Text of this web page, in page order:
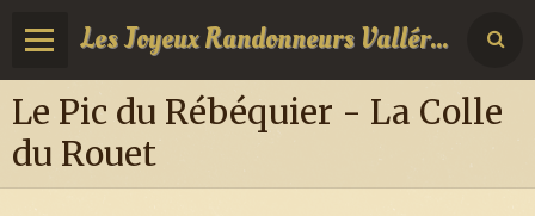
Les Joyeux Randonneurs Vallérois
Le Pic du Rébéquier - La Colle
du Rouet